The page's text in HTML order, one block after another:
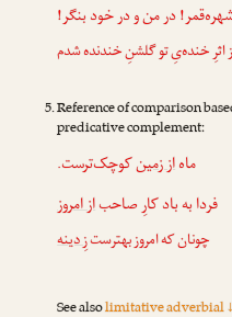
در من و در خود بنگر!
اثرِ خنده‌یِ تو گلشنِ خندنده شدم
Reference of comparison
predicative complement:
ماهاز زمینکوچک‌ترست.
فردا به باد کارِ صاحباز امروز
چونان که امروز بهترستزِ دینه
See alsolimitative adverbial ↓